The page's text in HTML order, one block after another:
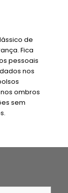
de
Fica
pessoais
nos
ombros
sem